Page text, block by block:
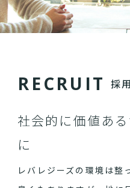
RECRU IT 採
社会的に価値あ
に
レバレジーズの環境は整